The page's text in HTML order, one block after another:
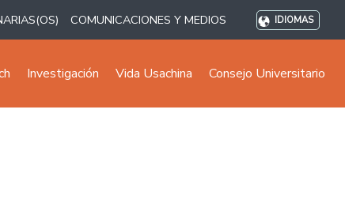
COMUNICACIONES Y MEDIOS IDIOMAS
Investigación Vida Usachina Consejo Universitario